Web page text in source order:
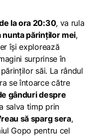
la ora 20:30, va rula
nunta părinților mei,
își explorează
surprinse în
săi. La rândul
se întoarce către
gânduri despre
salva timp prin
să sparg sera,
Gopo pentru cel